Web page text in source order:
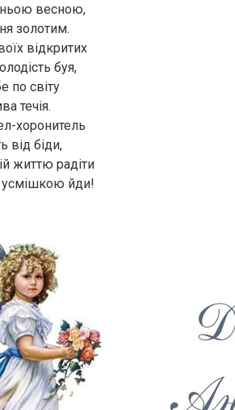
весною,
золотим.
відкритих
буя,
по світу
течія.
хоронитель
від біди,
життю радіти
йди!